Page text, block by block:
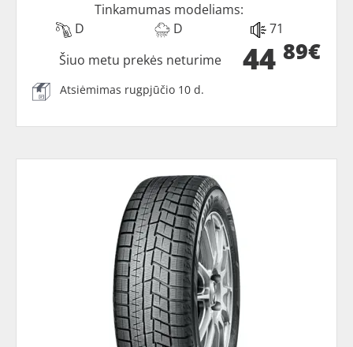
Tinkamumas modeliams:
D
D 71
44 89€
Šiuo metu prekės neturime
Atsiėmimas rugpjūčio 10 d.